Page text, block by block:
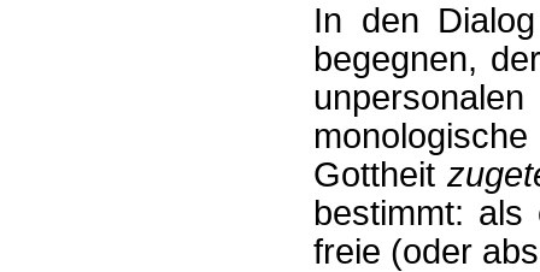
In den
begegnen,
Gottheit
bestimmt:
freie (oder